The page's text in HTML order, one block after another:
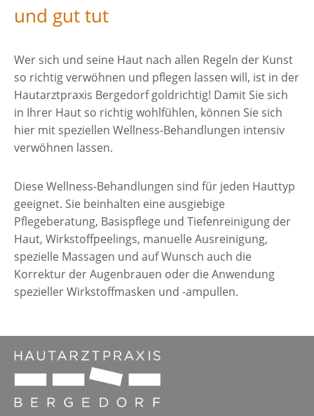
und gut tut
Wer sich und seine Haut nach allen Regeln der Kunst
so richtig verwöhnen und pflegen lassen will, ist in der
Hautarztpraxis Bergedorf goldrichtig! Damit Sie sich
in Ihrer Haut so richtig wohlfühlen, können Sie sich
hier mit speziellen Wellness-Behandlungen intensiv
verwöhnen lassen.
Diese Wellness-Behandlungen sind für jeden Hauttyp
geeignet. Sie beinhalten eine ausgiebige
Pflegeberatung, Basispflege und Tiefenreinigung der
Haut, Wirkstoffpeelings, manuelle Ausreinigung,
spezielle Massagen und auf Wunsch auch die
Korrektur der Augenbrauen oder die Anwendung
spezieller Wirkstoffmasken und -ampullen.